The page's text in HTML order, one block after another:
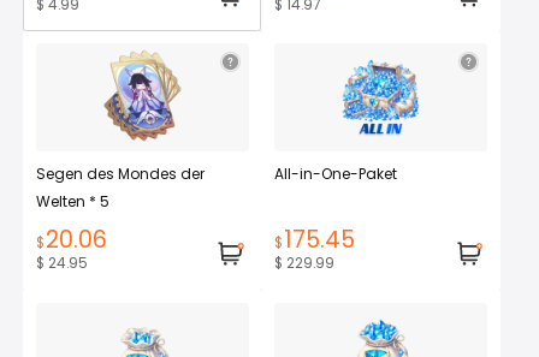
Segen des Mondes der
Welten * 5
$20.06
$ 24.95
All-in-One-Paket
$175.45
$ 229.99